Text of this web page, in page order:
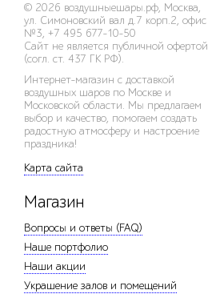
© 2026 воздушныешары.рф, Москва,
ул. Симоновский вал д.7 корп.2, офис
№3, +7 495 677-10-50
Сайт не является публичной офертой
(согл. ст. 437 ГК РФ).
Интернет-магазин с доставкой
воздушных шаров по Москве и
Московской области. Мы предлагаем
выбор и качество, помогаем создать
радостную атмосферу и настроение
праздника!
Карта сайта
Магазин
Вопросы и ответы (FAQ)
Наше портфолио
Наши акции
Украшение залов и помещений